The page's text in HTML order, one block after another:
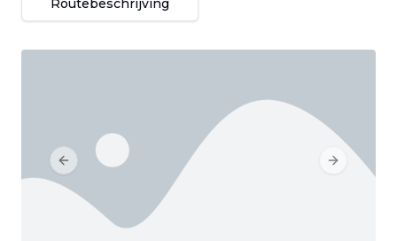
Routebeschrijving
Previous slide Next slide